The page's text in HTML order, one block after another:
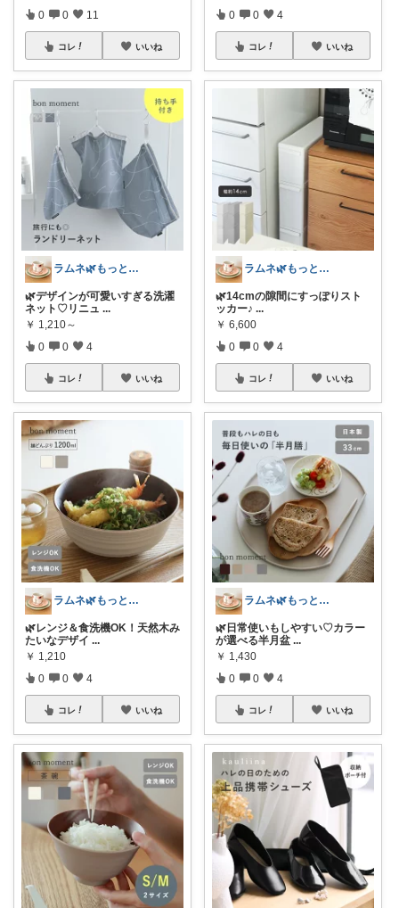
0 0 11
コレ いいね
ラムネ🌿もっと快適な暮らし 𖠿
🌿デザインが可愛いすぎる洗濯
ネット♡リニュ ...
￥ 1,210～
0 0 4
コレ いいね
ラムネ🌿もっと快適な暮らし 𖠿
🌿レンジ＆食洗機OK！天然木み
たいなデザイ ...
￥ 1,210
0 0 4
コレ いいね
0 0 4
コレ いいね
ラムネ🌿もっと快適な暮らし 𖠿
🌿14cmの隙間にすっぽりスト
ッカー♪ ...
￥ 6,600
0 0 4
コレ いいね
ラムネ🌿もっと快適な暮らし 𖠿
🌿日常使いもしやすい♡カラー
が選べる半月盆 ...
￥ 1,430
0 0 4
コレ いいね